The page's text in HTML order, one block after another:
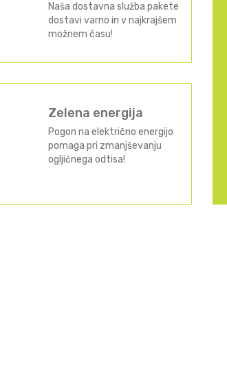
Naša dostavna služba pakete
dostavi varno in v najkrajšem
možnem času!
Zelena energija
Pogon na električno energijo
pomaga pri zmanjševanju
ogljičnega odtisa!